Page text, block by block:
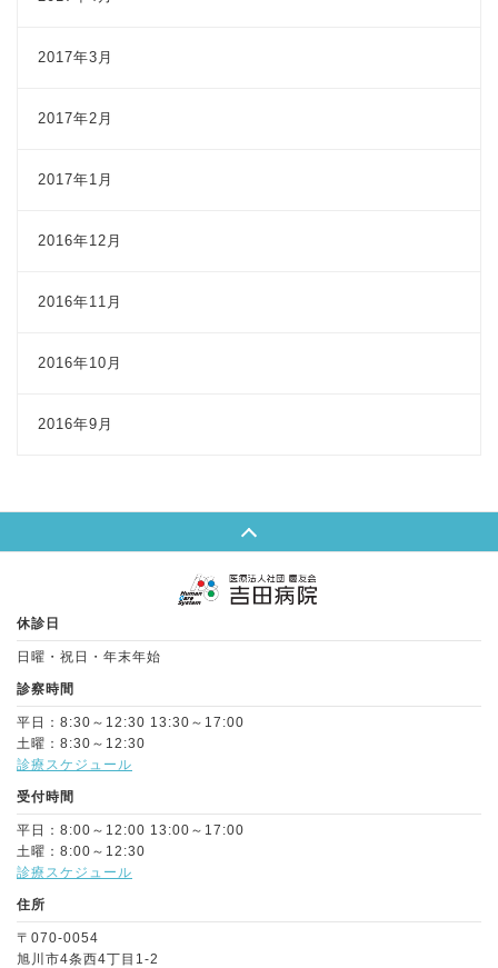
2017年3月
2017年2月
2017年1月
2016年12月
2016年11月
2016年10月
2016年9月
休診日
日曜・祝日・年末年始
診察時間
平日：8:30～12:30 13:30～17:00
土曜：8:30～12:30
診療スケジュール
受付時間
平日：8:00～12:00 13:00～17:00
土曜：8:00～12:30
診療スケジュール
住所
〒070-0054
旭川市4条西4丁目1-2